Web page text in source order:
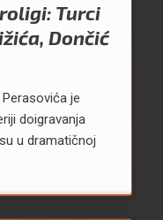
Turci
Dončić
je
doigravanja
u dramatičnoj